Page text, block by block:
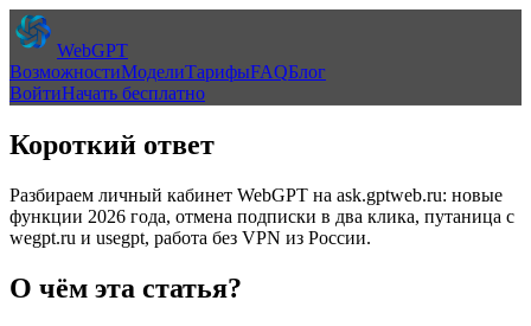
WebGPT
ВозможностиМоделиТарифыFAQБлог
ВойтиНачать бесплатно
Короткий ответ
Разбираем личный кабинет WebGPT на ask.gptweb.ru: новые
функции 2026 года, отмена подписки в два клика, путаница с
wegpt.ru и usegpt, работа без VPN из России.
О чём эта статья?